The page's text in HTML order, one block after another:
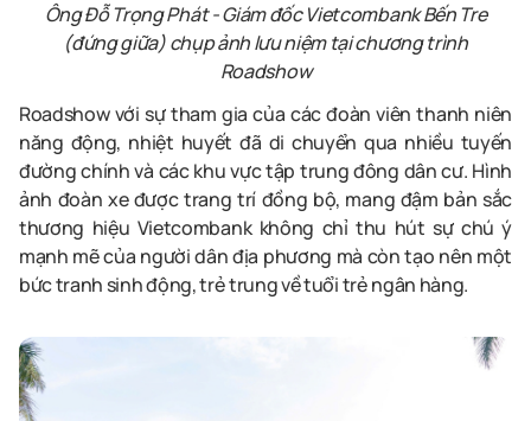
Ông Đỗ Trọng Phát-Giám đốcVietcombankBến Tre
(đứng giữa)chụp ảnh lưu niệm tạichương trình
Roadshow
Roadshow với sự tham gia của các đoàn viên thanh niên
năng động, nhiệt huyết đã di chuyển qua nhiều tuyến
đường chính và các khu vực tập trung đông dân cư. Hình
ảnh đoàn xe được trang trí đồng bộ, mang đậm bản sắc
thương hiệu Vietcombank không chỉ thu hút sự chú ý
mạnh mẽ của người dân địa phương mà còn tạo nên một
bức tranh sinh động, trẻ trung về tuổi trẻ ngân hàng.